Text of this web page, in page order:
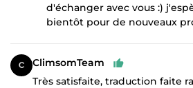
d'échanger avec vous :)
bientôt pour de nouveaux
ClimsomTeam
Très satisfaite, traduction faite